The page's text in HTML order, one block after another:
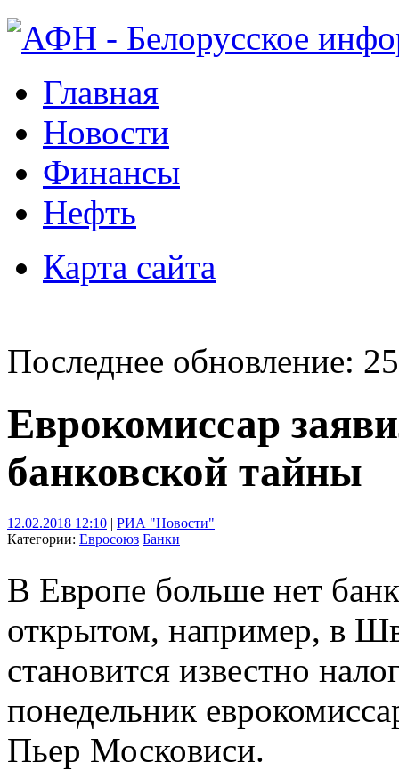
Главная
Новости
Финансы
Нефть
Карта сайта
Последнее обновление:
Еврокомиссар
банковской тайны
12.02.2018 12:10 | РИА "Новости"
Категории: Евросоюз Банки
В Европе больше нет
открытом, например, в
становится известно
понедельник
Пьер Московиси.